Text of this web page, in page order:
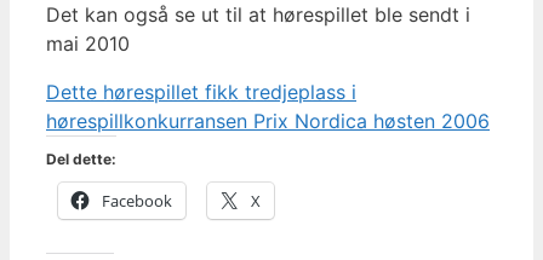
Det kan også se ut til at hørespillet ble sendt i
mai 2010
Dette hørespillet fikk tredjeplass i
hørespillkonkurransen Prix Nordica høsten 2006
Del dette:
Facebook X